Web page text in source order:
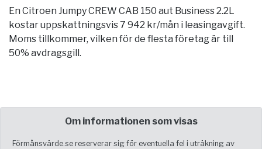
En Citroen Jumpy CREW CAB 150 aut Business 2.2L
kostar uppskattningsvis 7 942 kr/mån i leasingavgift.
Moms tillkommer, vilken för de flesta företag är till
50% avdragsgill.
Om informationen som visas
Förmånsvärde.se reserverar sig för eventuella fel i uträkning av